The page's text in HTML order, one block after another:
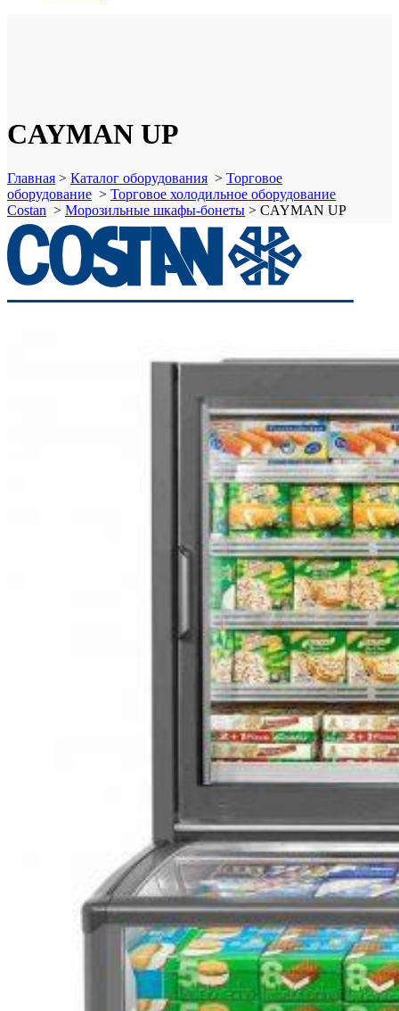
CAYMAN UP
Главная > Каталог оборудования > Торговое
оборудование > Торговое холодильное оборудование
Costan > Морозильные шкафы-бонеты > CAYMAN UP